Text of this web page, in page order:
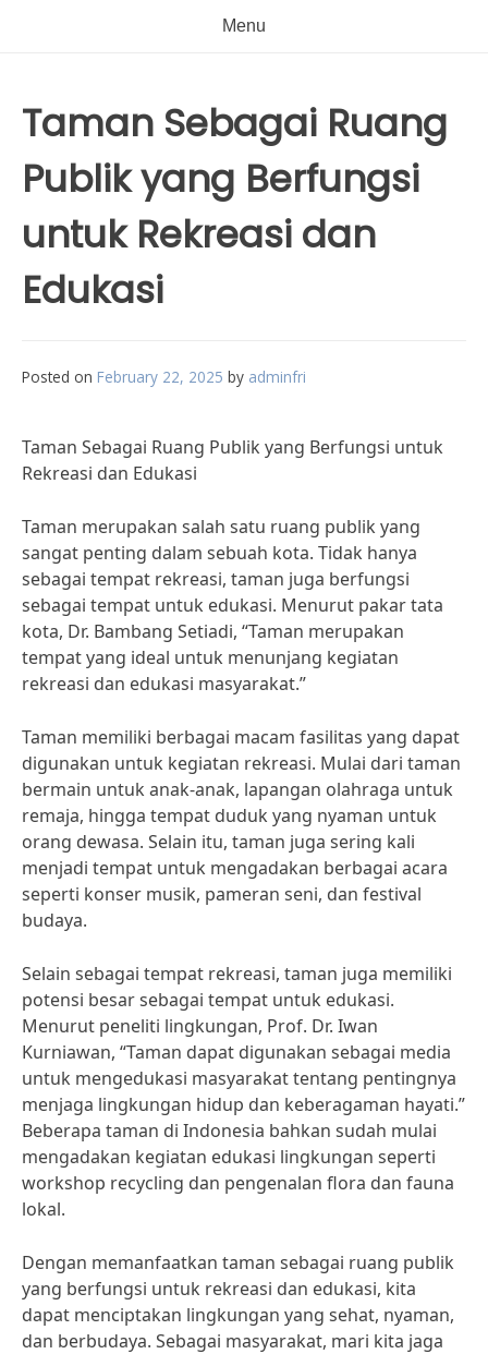
Menu
Taman Sebagai Ruang
Publik yang Berfungsi
untuk Rekreasi dan
Edukasi
Posted on February 22, 2025 by adminfri
Taman Sebagai Ruang Publik yang Berfungsi untuk
Rekreasi dan Edukasi
Taman merupakan salah satu ruang publik yang
sangat penting dalam sebuah kota. Tidak hanya
sebagai tempat rekreasi, taman juga berfungsi
sebagai tempat untuk edukasi. Menurut pakar tata
kota, Dr. Bambang Setiadi, “Taman merupakan
tempat yang ideal untuk menunjang kegiatan
rekreasi dan edukasi masyarakat.”
Taman memiliki berbagai macam fasilitas yang dapat
digunakan untuk kegiatan rekreasi. Mulai dari taman
bermain untuk anak-anak, lapangan olahraga untuk
remaja, hingga tempat duduk yang nyaman untuk
orang dewasa. Selain itu, taman juga sering kali
menjadi tempat untuk mengadakan berbagai acara
seperti konser musik, pameran seni, dan festival
budaya.
Selain sebagai tempat rekreasi, taman juga memiliki
potensi besar sebagai tempat untuk edukasi.
Menurut peneliti lingkungan, Prof. Dr. Iwan
Kurniawan, “Taman dapat digunakan sebagai media
untuk mengedukasi masyarakat tentang pentingnya
menjaga lingkungan hidup dan keberagaman hayati.”
Beberapa taman di Indonesia bahkan sudah mulai
mengadakan kegiatan edukasi lingkungan seperti
workshop recycling dan pengenalan flora dan fauna
lokal.
Dengan memanfaatkan taman sebagai ruang publik
yang berfungsi untuk rekreasi dan edukasi, kita
dapat menciptakan lingkungan yang sehat, nyaman,
dan berbudaya. Sebagai masyarakat, mari kita jaga